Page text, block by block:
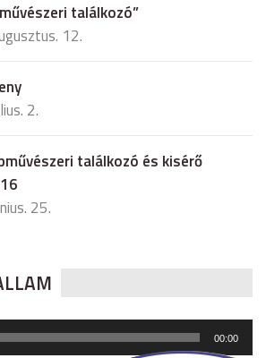
találkozó”
12.
2.
találkozó és kisérő
25.
00:00